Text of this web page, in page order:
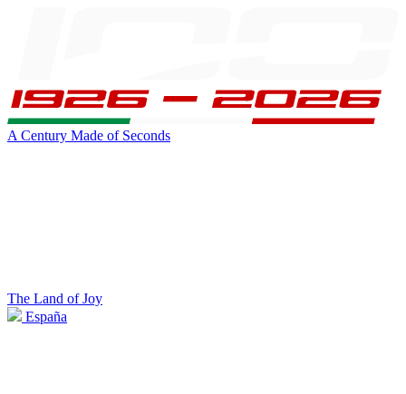
A Century Made of Seconds
The Land of Joy
España